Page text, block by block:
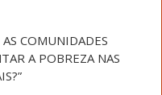
COMUNIDADES
A POBREZA NAS